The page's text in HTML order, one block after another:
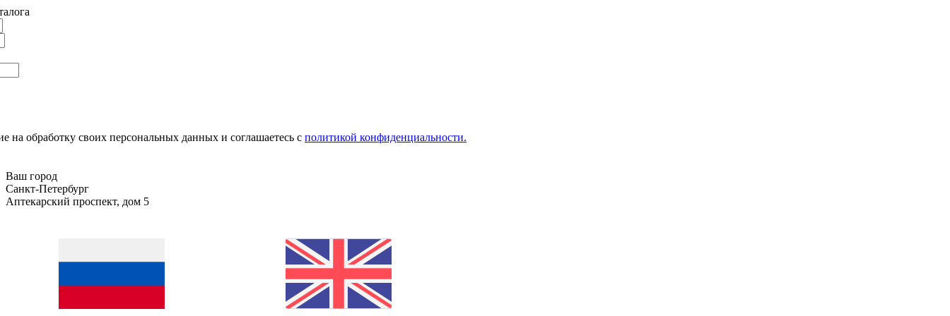
на обработку своих персональных данных и соглашаетесь с политикой конфиденциальности.
Ваш город
Санкт-Петербург
Аптекарский проспект, дом 5